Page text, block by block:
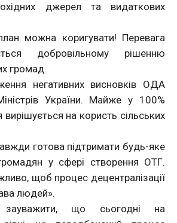
джерел та видаткових
можна коригувати! Перевага
добровільному рішенню
громад.
негативних висновків ОДА
України. Майже у 100%
вирішується на користь сільських
готова підтримати будь-яке
у сфері створення ОТГ.
щоб процес децентралізації
людей».
що сьогодні на